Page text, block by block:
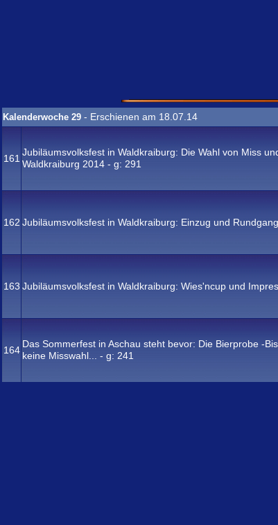
Kalenderwoche 29 - Erschienen am 18.07.14
161
Jubiläumsvolksfest in Waldkraiburg: Die Wahl von Miss
Waldkraiburg 2014 - g: 291
162 Jubiläumsvolksfest in Waldkraiburg: Einzug und
163 Jubiläumsvolksfest in Waldkraiburg: Wies'ncup und
164
Das Sommerfest in Aschau steht bevor: Die Bierprobe -
keine Misswahl... - g: 241